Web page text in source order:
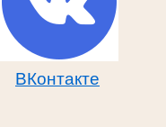
ВКонтакте